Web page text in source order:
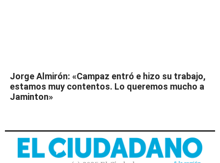
Jorge Almirón: «Campaz entró e hizo su trabajo,
estamos muy contentos. Lo queremos mucho a
Jaminton»